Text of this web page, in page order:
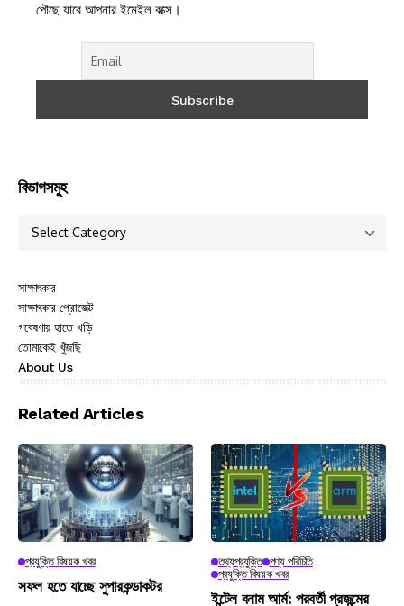
পৌছে যাবে আপনার ইমেইল বক্সে।
বিভাগসমুহ
সাক্ষাৎকার
সাক্ষাৎকার প্রোজেক্ট
গবেষণায় হাতে খড়ি
তোমাকেই খুঁজছি
About Us
Related Articles
প্রযুক্তি বিষয়ক খবর
সফল হতে যাচ্ছে সুপারকন্ডাকটর
তথ্যপ্রযুক্তি পণ্য পরিচিতি
প্রযুক্তি বিষয়ক খবর
ইন্টেল বনাম আর্ম: পরবর্তী প্রজন্মের